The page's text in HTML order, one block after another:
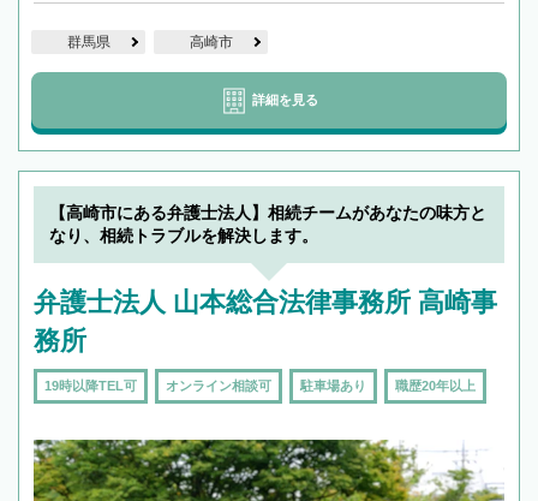
群馬県 高崎市
詳細を見る
【高崎市にある弁護士法人】相続チームがあなたの味方と
なり、相続トラブルを解決します。
弁護士法人 山本総合法律事務所 高崎事
務所
19時以降TEL可 オンライン相談可 駐車場あり 職歴20年以上